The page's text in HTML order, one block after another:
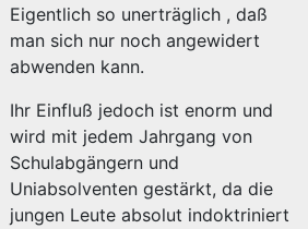
Eigentlich so unerträglich , daß
man sich nur noch angewidert
abwenden kann.
Ihr Einfluß jedoch ist enorm und
wird mit jedem Jahrgang von
Schulabgängern und
Uniabsolventen gestärkt, da die
jungen Leute absolut indoktriniert